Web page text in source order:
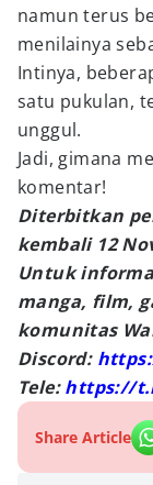
namun terus
menilainya
Intinya,
satu pukulan,
unggul.
Jadi, gimana
komentar!
Diterbitkan
kembali 12
Untuk
manga, film,
komunitas
Discord:
Tele:https://
Share Article